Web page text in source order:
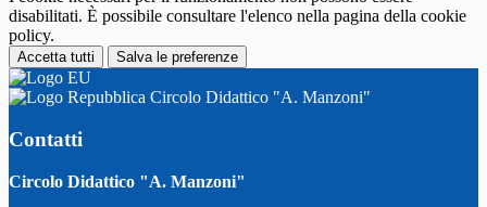
disabilitati. È possibile consultare l'elenco nella pagina della cookie
policy.
Accetta tutti Salva le preferenze
Circolo Didattico "A. Manzoni"
Contatti
Circolo Didattico "A. Manzoni"